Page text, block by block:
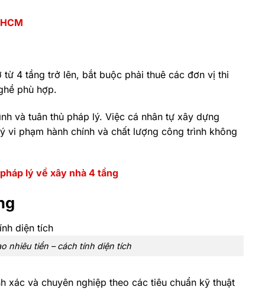
từ 4 tầng trở lên, bắt buộc phải thuê các đơn vị thi
phù hợp.
và tuân thủ pháp lý. Việc cá nhân tự xây dựng
phạm hành chính và chất lượng công trình không
lý về xây nhà 4 tầng
nhiêu tiền – cách tính diện tích
xác và chuyên nghiệp theo các tiêu chuẩn kỹ thuật